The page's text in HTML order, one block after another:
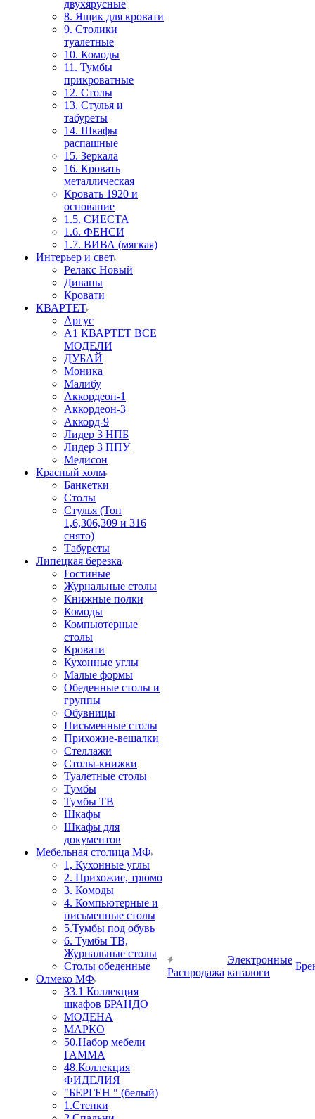
двухярусные
8. Ящик для кровати
9. Столики
туалетные
10. Комоды
11. Тумбы
прикроватные
12. Столы
13. Стулья и
табуреты
14. Шкафы
распашные
15. Зеркала
16. Кровать
металлическая
Кровать 1920 и
основание
1.5. СИЕСТА
1.6. ФЕНСИ
1.7. ВИВА (мягкая)
Интерьер и свет
Релакс Новый
Диваны
Кровати
КВАРТЕТ
Аргус
А1 КВАРТЕТ ВСЕ
МОДЕЛИ
ДУБАЙ
Моника
Малибу
Аккордеон-1
Аккордеон-3
Аккорд-9
Лидер 3 НПБ
Лидер 3 ППУ
Медисон
Красный холм
Банкетки
Столы
Стулья (Тон
1,6,306,309 и 316
снято)
Табуреты
Липецкая березка
Гостиные
Журнальные столы
Книжные полки
Комоды
Компьютерные
столы
Кровати
Кухонные углы
Малые формы
Обеденные столы и
группы
Обувницы
Письменные столы
Прихожие-вешалки
Стеллажи
Столы-книжки
Туалетные столы
Тумбы
Тумбы ТВ
Шкафы
Шкафы для
документов
Мебельная столица МФ
1, Кухонные углы
2. Прихожие, трюмо
3. Комоды
4. Компьютерные и
письменные столы
5.Тумбы под обувь
6. Тумбы ТВ,
Журнальные столы
Столы обеденные
Олмеко МФ
33.1 Коллекция
шкафов БРАНДО
МОДЕНА
МАРКО
50.Набор мебели
ГАММА
48.Коллекция
ФИДЕЛИЯ
"БЕРГЕН " (белый)
1.Стенки
Распродажа
Электронные
каталоги